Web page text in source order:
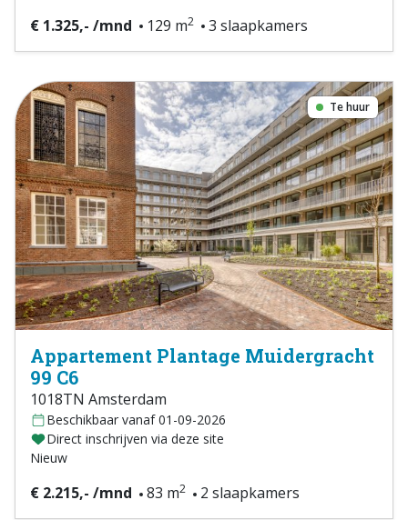
€ 1.325,- /mnd 129 m2 3 slaapkamers
Te huur
Appartement Plantage Muidergracht
99 C6
1018TN Amsterdam
Beschikbaar vanaf 01-09-2026
Direct inschrijven via deze site
Nieuw
€ 2.215,- /mnd 83 m2 2 slaapkamers